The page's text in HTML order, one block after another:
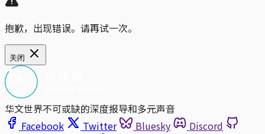
抱歉，出现错误。请再试一次。
关闭
华文世界不可或缺的深度报导和多元声音
Facebook
Twitter Bluesky
Discord